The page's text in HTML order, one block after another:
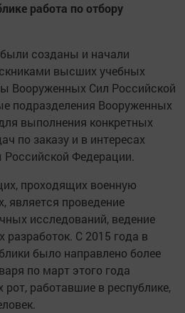
работа по отбору
созданы и начали
высших учебных
Вооруженных Сил Российской
подразделения Вооруженных
выполнения конкретных
по заказу и в интересах
Федерации.
проходящих военную
является проведение
исследований, ведение
разработок. С 2015 года в
было направлено более
по март этого года
работавшие в республике,